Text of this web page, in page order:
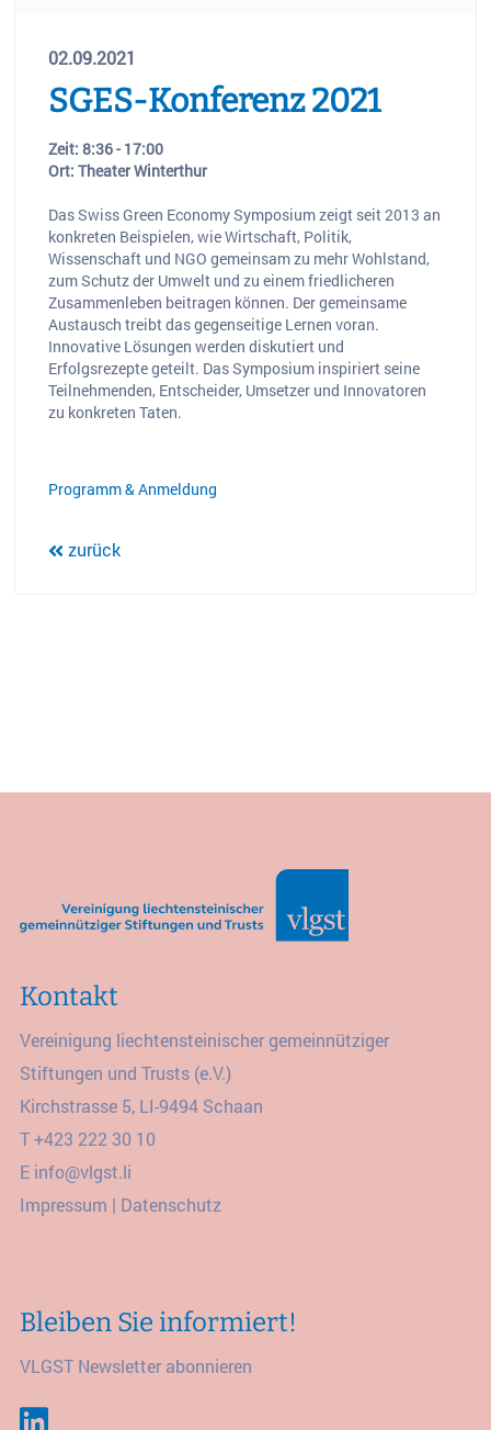
02.09.2021
SGES-Konferenz 2021
Zeit: 8:36 - 17:00
Ort: Theater Winterthur
Das Swiss Green Economy Symposium zeigt seit 2013 an
konkreten Beispielen, wie Wirtschaft, Politik,
Wissenschaft und NGO gemeinsam zu mehr Wohlstand,
zum Schutz der Umwelt und zu einem friedlicheren
Zusammenleben beitragen können. Der gemeinsame
Austausch treibt das gegenseitige Lernen voran.
Innovative Lösungen werden diskutiert und
Erfolgsrezepte geteilt. Das Symposium inspiriert seine
Teilnehmenden, Entscheider, Umsetzer und Innovatoren
zu konkreten Taten.
Programm & Anmeldung
zurück
Kontakt
Vereinigung liechtensteinischer gemeinnütziger
Stiftungen und Trusts (e.V.)
Kirchstrasse 5, LI-9494 Schaan
T+423 222 30 10
E info@vlgst.li
Impressum | Datenschutz
Bleiben Sie informiert!
VLGST Newsletter abonnieren